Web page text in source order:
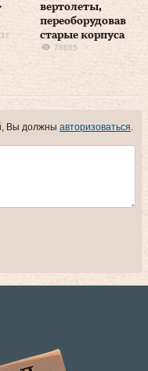
вертолеты,
переоборудовав
старые корпуса
78655
Вы должны авторизоваться.